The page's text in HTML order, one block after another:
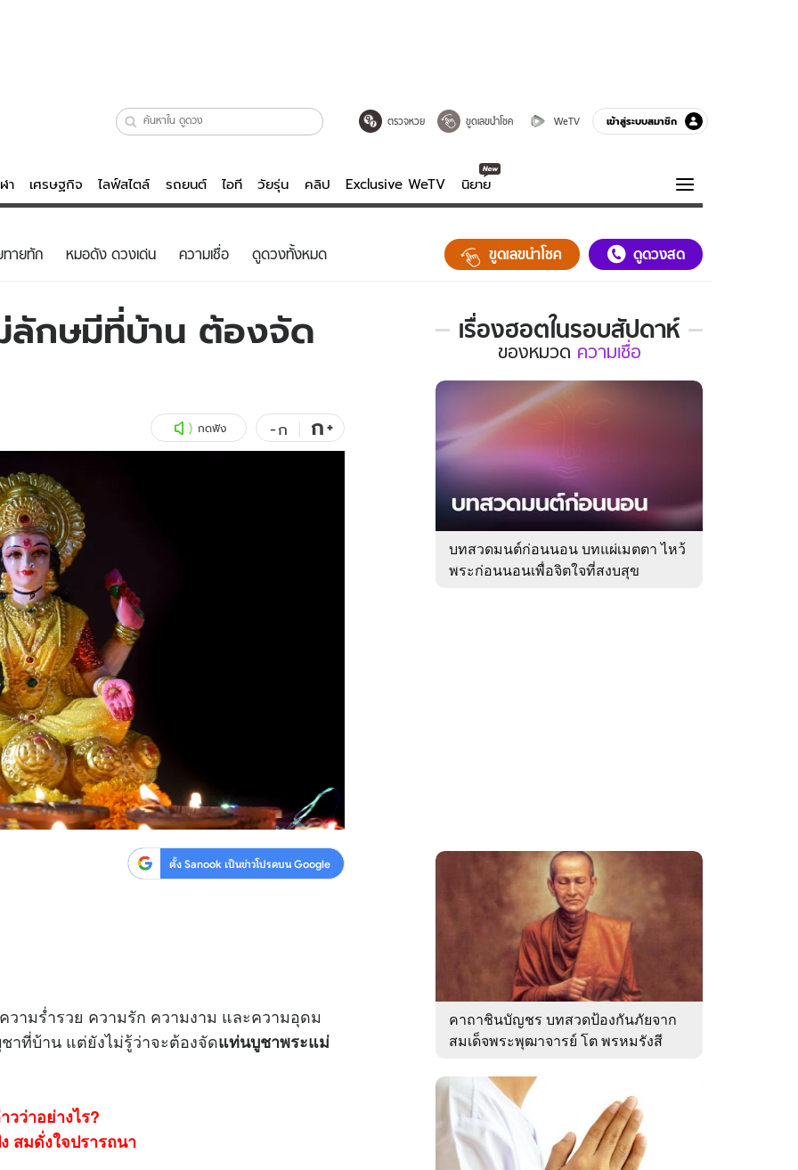
ตรวจหวย ขูดเลขนำโชค WeTV เข้าสู่ระบบสมาชิก
า เศรษฐกิจ ไลฟ์สไตล์ รถยนต์ ไอที วัยรุ่น คลิป Exclusive WeTV นิยาย
จหวย ไลฟ์สไตล์
วัยรุ่น
สุขภาพ
เที่ยว-กิน
ดูทีวี
WeTV
ความรู้รอบตัว
ฮาวทู
ลได้ที่
ทายทัก หมอดัง ดวงเด่น ความเชื่อ ดูดวงทั้งหมด ขูดเลขนำโชค ดูดวงสด
ลักษมีที่บ้าน ต้องจัด
กดฟัง -ก ก+
ตั้ง Sanook เป็นข่าวโปรดบน Google
วามร่ำรวย ความรัก ความงาม และความอุดม
าที่บ้าน แต่ยังไม่รู้ว่าจะต้องจัดแท่นบูชาพระแม่
ว่าอย่างไร?
สมดั่งใจปรารถนา
เรื่องฮอตในรอบสัปดาห์
เรื่อง
ใน
รอบ
ของ
หมวด
ความ
ของหมวด ความเชื่อ
บทสวดมนต์ก่อนนอน บทแผ่เมตตา ไหว้
พระก่อนนอนเพื่อจิตใจที่สงบสุข
คาถาชินบัญชร บทสวดป้องกันภัยจาก
สมเด็จพระพุฒาจารย์ โต พรหมรังสี